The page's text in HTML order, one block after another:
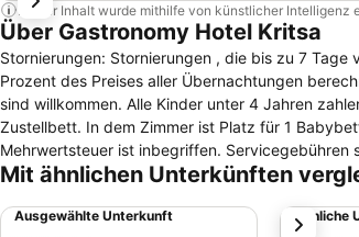
Dieser Inhalt wurde mithilfe von künstlicher
Über Gastronomy Hotel Kritsa
Stornierungen: Stornierungen , die bis zu 7
Prozent des Preises aller Übernachtungen
sind willkommen. Alle Kinder unter 4 Jahren
Zustellbett. In dem Zimmer ist Platz für 1
Mehrwertsteuer ist inbegriffen.
nutzbar und ist kostenfrei. Speisen:
Kreditkarte vor Anreise vorzunehmen.
Mit ähnlichen Unterkünften
Ausgewählte Unterkunft Ähnliche
weiter